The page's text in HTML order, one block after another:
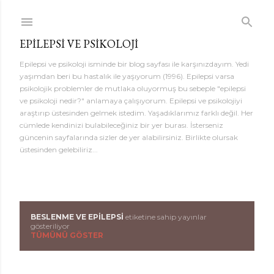
EPILEPSI VE PSIKOLOJI
Epilepsi ve psikoloji isminde bir blog sayfası ile karşınızdayım. Yedi
yaşımdan beri bu hastalık ile yaşıyorum (1996). Epilepsi varsa
psikolojik problemler de mutlaka oluyormuş bu sebeple "epilepsi
ve psikoloji nedir?" anlamaya çalışıyorum. Epilepsi ve psikolojiyi
araştırıp üstesinden gelmek istedim. Yaşadıklarımız farklı değil. Her
cümlede kendinizi bulabileceğiniz bir yer burası. İsterseniz
güncenin sayfalarında sizler de yer alabilirsiniz. Birlikte olursak
üstesinden gelebiliriz...
K
a
BESLENME VE EPILEPSI etiketine sahip yayınlar
gösteriliyor
TÜMÜNÜ GÖSTER